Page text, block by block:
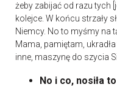
żeby zabijać od razu tych
kolejce. W końcu strzały
Niemcy. No to myśmy na
Mama, pamiętam,
inne, maszynę do szycia
No i co, nosiła